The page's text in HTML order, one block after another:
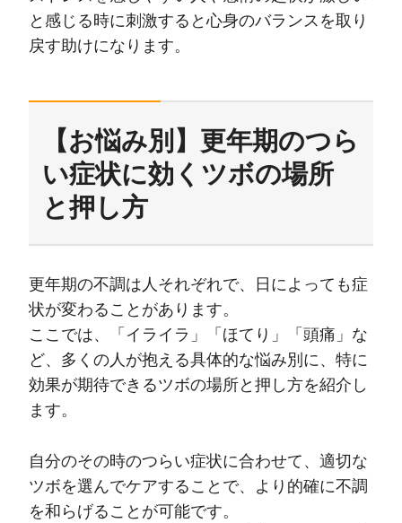
と感じる時に刺激すると心身のバランスを取り
戻す助けになります。
【お悩み別】更年期のつら
い症状に効くツボの場所
と押し方
更年期の不調は人それぞれで、日によっても症
状が変わることがあります。
ここでは、「イライラ」「ほてり」「頭痛」な
ど、多くの人が抱える具体的な悩み別に、特に
効果が期待できるツボの場所と押し方を紹介し
ます。
自分のその時のつらい症状に合わせて、適切な
ツボを選んでケアすることで、より的確に不調
を和らげることが可能です。